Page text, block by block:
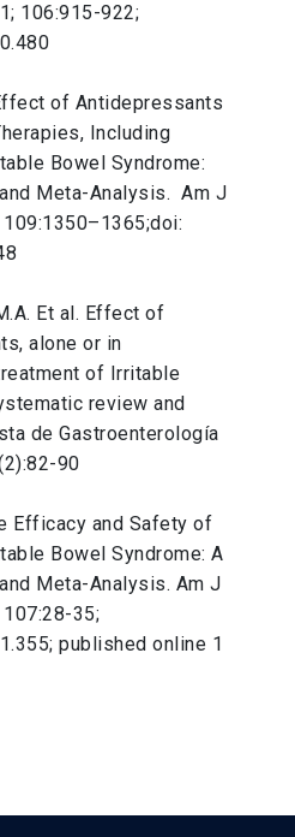
106:915-922;
of Antidepressants
Including
Bowel Syndrome:
Meta-Analysis. Am J
Et al. Effect of
alone or in
of Irritable
review and
de Gastroenterología
90
Efficacy and Safety of
Bowel Syndrome: A
Meta-Analysis. Am J
35;
published online 1